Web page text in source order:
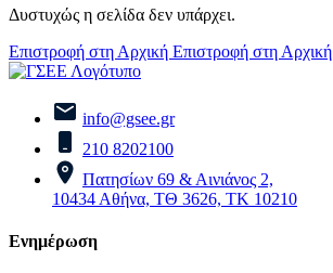
Δυστυχώς η σελίδα δεν υπάρχει.
Επιστροφή στη Αρχική Επιστροφή στη Αρχική
info@gsee.gr
210 8202100
Πατησίων 69 & Αινιάνος 2,
10434 Αθήνα, ΤΘ 3626, ΤΚ 10210
Ενημέρωση